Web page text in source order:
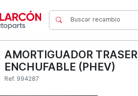
AMORTIGUADOR
ENCHUFABLE (PHEV)
Ref. 994287